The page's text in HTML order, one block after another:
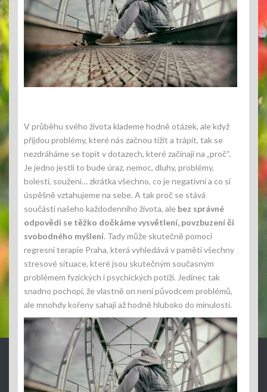
V průběhu svého života klademe hodně otázek, ale když
přijdou problémy, které nás začnou tížit a trápit, tak se
nezdráháme se topit v dotazech, které začínají na „proč“.
Je jedno jestli to bude úraz, nemoc, dluhy, problémy,
bolesti, soužení… zkrátka všechno, co je negativní a co si
úspěšně vztahujeme na sebe. A tak proč se stává
součástí našeho každodenního života, ale bez správné
odpovědi se těžko dočkáme vysvětlení, povzbuzení či
svobodného myšlení. Tady může skutečně pomoci
regresní terapie Praha, která vyhledává v paměti všechny
stresové situace, které jsou skutečným současným
problémem fyzických i psychických potíží. Jedinec tak
snadno pochopí, že vlastně on není původcem problémů,
ale mnohdy kořeny sahají až hodně hluboko do minulosti.